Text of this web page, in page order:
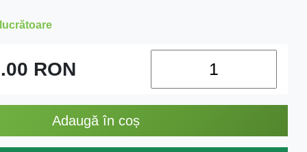
RON
Adaugă în coș